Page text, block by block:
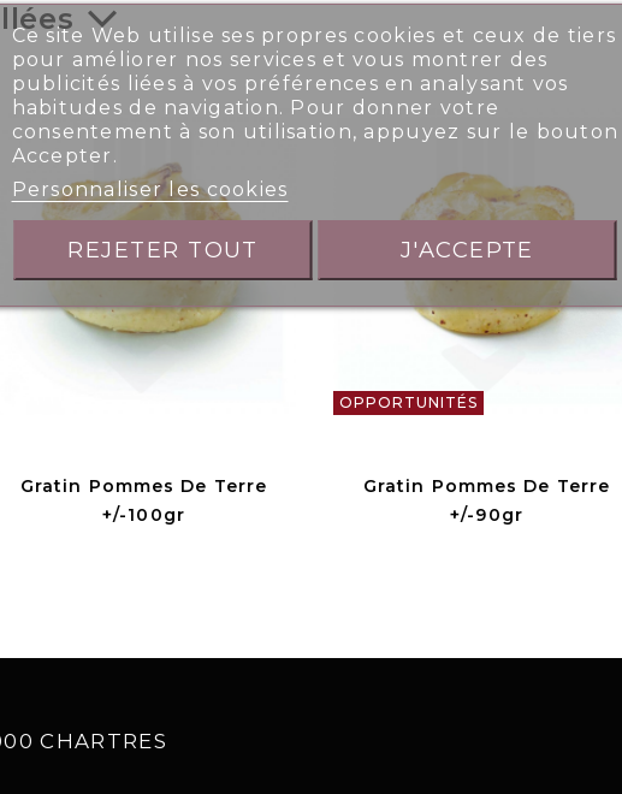
Gratin Pommes De Terre
+/-100gr
OPPORTUNITÉS
Gratin Pommes De Terre
+/-90gr
CHARTRES
Ce site Web utilise ses propres cookies et ceux de tiers
pour améliorer nos services et vous montrer des
publicités liées à vos préférences en analysant vos
habitudes de navigation. Pour donner votre
consentement à son utilisation, appuyez sur le bouton
Accepter.
Personnaliser les cookies
REJETER TOUT J'ACCEPTE